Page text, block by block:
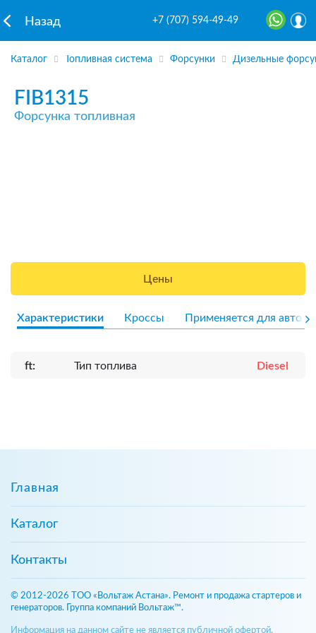
Назад +7 (707) 594-49-49
Каталог Топливная система Форсунки Дизельные
FIB1315
Форсунка топливная
Цены
Характеристики Кроссы Применяется для авто
ft: Тип топлива Diesel
Главная
Каталог
Контакты
© 2012-2026 ТОО «Вольтаж Астана». Ремонт и продажа стартеров и
генераторов. Группа компаний Вольтаж™.
Информация на данном сайте не является публичной офертой,